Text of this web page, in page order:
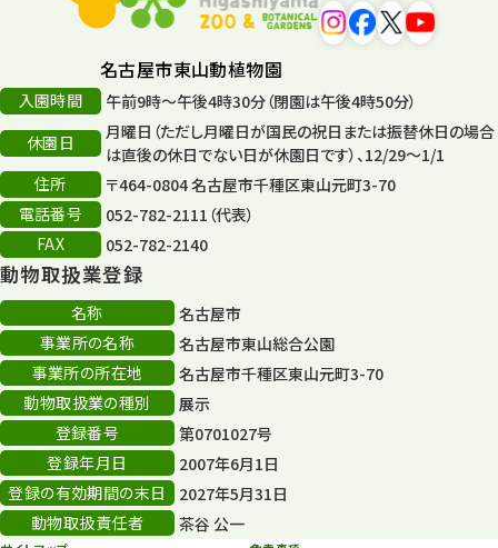
平和公園
森のとこやさん
再生
再生フォーラム
80周年
その他
その他イベント
スカイタワー
年末年始のイベント
秋まつり
名古屋市東山動植物園
入園時間
午前9時～午後4時30分（閉園は午後4時50分）
休園日
月曜日（ただし月曜日が国民の祝日または振替休日の場合
は直後の休日でない日が休園日です）、12/29～1/1
住所
〒464-0804 名古屋市千種区東山元町3-70
電話番号
052-782-2111（代表）
FAX
052-782-2140
動物取扱業登録
名称
名古屋市
事業所の名称
名古屋市東山総合公園
事業所の所在地
名古屋市千種区東山元町3-70
動物取扱業の種別
展示
登録番号
第0701027号
登録年月日
2007年6月1日
登録の有効期間の末日
2027年5月31日
動物取扱責任者
茶谷 公一